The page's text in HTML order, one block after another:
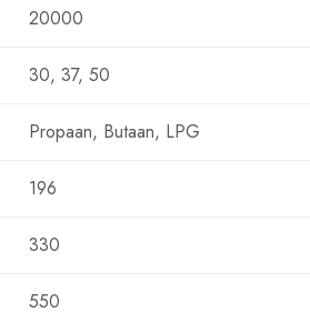
20000
30, 37, 50
Propaan, Butaan, LPG
196
330
550